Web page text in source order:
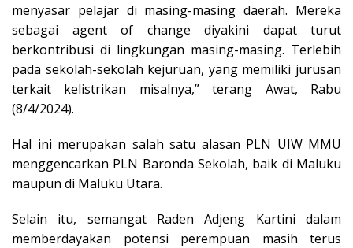
menyasar pelajar di masing-masing daerah. Mereka
sebagai agent of change diyakini dapat turut
berkontribusi di lingkungan masing-masing. Terlebih
pada sekolah-sekolah kejuruan, yang memiliki jurusan
terkait kelistrikan misalnya,” terang Awat, Rabu
(8/4/2024).
Hal ini merupakan salah satu alasan PLN UIW MMU
menggencarkan PLN Baronda Sekolah, baik di Maluku
maupun di Maluku Utara.
Selain itu, semangat Raden Adjeng Kartini dalam
memberdayakan potensi perempuan masih terus